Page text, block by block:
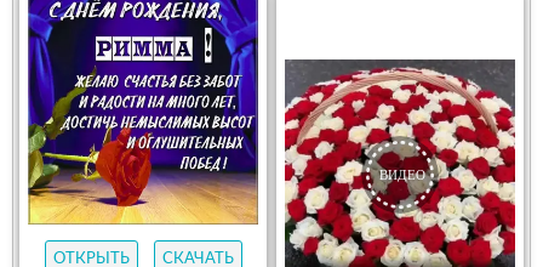
ОТКРЫТЬ СКАЧАТЬ